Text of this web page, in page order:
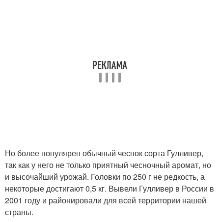
Но более популярен обычный чеснок сорта Гулливер,
так как у него не только приятный чесночный аромат, но
и высочайший урожай. Головки по 250 г не редкость, а
некоторые достигают 0,5 кг. Вывели Гулливер в России в
2001 году и районировали для всей территории нашей
страны.